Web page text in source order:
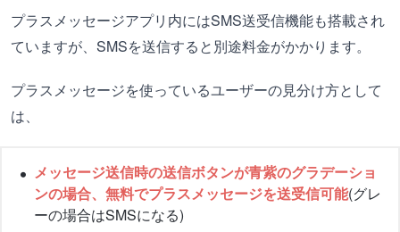
プラスメッセージアプリ内にはSMS送受信機能も搭載され
ていますが、SMSを送信すると別途料金がかかります。
プラスメッセージを使っているユーザーの見分け方として
は、
メッセージ送信時の送信ボタンが青紫のグラデーショ
ンの場合、無料でプラスメッセージを送受信可能(グレ
ーの場合はSMSになる)